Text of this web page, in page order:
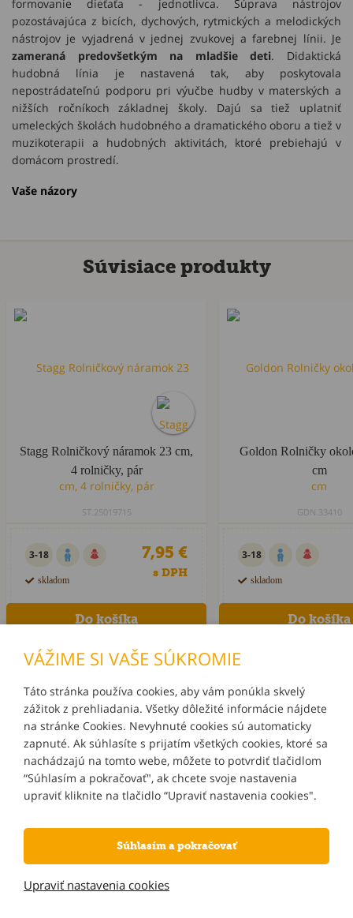
formovanie dieťaťa - jednotlivca. Súprava nástrojov
pozostávajúca z bicích, dychových, rytmických a melodických
nástrojov je vyjadrená v jednej zvukovej a farebnej línii. Je
zameraná predovšetkým na mladšie deti. Didaktická
hudobná línia je nastavená tak, aby poskytovala
nepostrádateľnú podporu pri výučbe hudby v materských a
nižších ročníkoch základnej školy. Dajú sa tiež uplatniť
umeleckých školách hudobného a dramatického oboru a tiež v
muzikoterapii a hudobných aktivitách, ktoré prebiehajú v
domácom prostredí.
Vaše názory
Súvisiace produkty
Stagg Rolničkový náramok 23 cm,
4 rolničky, pár
ST.25019715
3-18
skladom
7,95 €
s DPH
Goldon Rolničky
cm
GDN.33410
3-18
skladom
INFORMÁCIE
MÔJ ÚČET
NOVINKY E-MAILOM
VÁŽIME SI VAŠE SÚKROMIE
Táto stránka používa cookies, aby vám ponúkla skvelý
zážitok z prehliadania. Všetky dôležité informácie nájdete
na stránke Cookies. Nevyhnuté cookies sú automaticky
zapnuté. Ak súhlasíte s prijatím všetkých cookies, ktoré sa
nachádzajú na tomto webe, môžete to potvrdiť tlačidlom
“Súhlasím a pokračovať", ak chcete svoje nastavenia
upraviť kliknite na tlačidlo “Upraviť nastavenia cookies".
Súhlasím a pokračovať
Upraviť nastavenia cookies